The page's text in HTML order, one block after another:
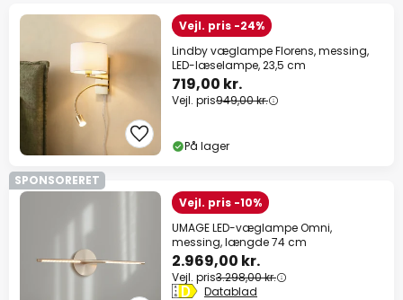
Vejl. pris -24%
Lindby væglampe Florens, messing,
LED-læselampe, 23,5 cm
719,00 kr.
Vejl. pris949,00 kr.
På lager
SPONSORERET
Vejl. pris -10%
UMAGE LED-væglampe Omni,
messing, længde 74 cm
2.969,00 kr.
Vejl. pris3.298,00 kr.
Datablad